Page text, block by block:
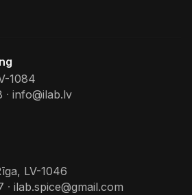
1084
· info@ilab.lv
LV-1046
· ilab.spice@gmail.com